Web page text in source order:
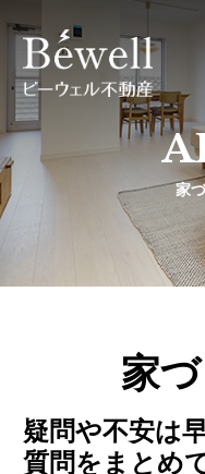
家
家
疑問や不安は
質問をまとめ